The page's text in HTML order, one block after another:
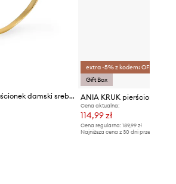
ANIA KRUK pierścionek damski srebrny pozłacany VINTAGE
extra -5% z kodem: OFF*
Gift Box
Cena aktualna:
114,99 zł
Cena regularna: 189,99 zł
Najniższa cena z 30 dni przed obniżką: